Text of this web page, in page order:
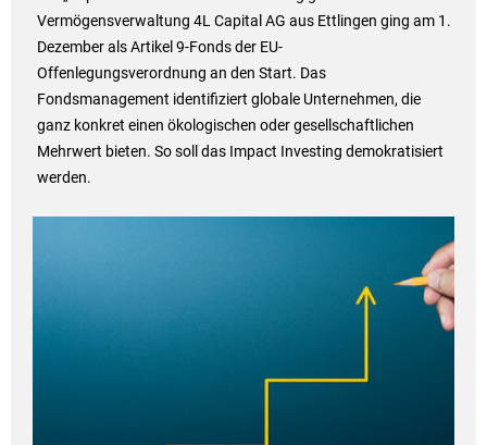
Vermögensverwaltung 4L Capital AG aus Ettlingen ging am 1.
Dezember als Artikel 9-Fonds der EU-
Offenlegungsverordnung an den Start. Das
Fondsmanagement identifiziert globale Unternehmen, die
ganz konkret einen ökologischen oder gesellschaftlichen
Mehrwert bieten. So soll das Impact Investing demokratisiert
werden.